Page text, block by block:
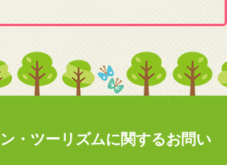
・ツーリズムに関するお問い